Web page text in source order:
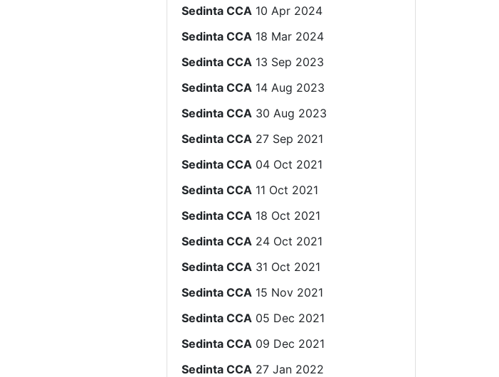
Sedinta CCA 10 Apr 2024
Sedinta CCA 18 Mar 2024
Sedinta CCA 13 Sep 2023
Sedinta CCA 14 Aug 2023
Sedinta CCA 30 Aug 2023
Sedinta CCA 27 Sep 2021
Sedinta CCA 04 Oct 2021
Sedinta CCA 11 Oct 2021
Sedinta CCA 18 Oct 2021
Sedinta CCA 24 Oct 2021
Sedinta CCA 31 Oct 2021
Sedinta CCA 15 Nov 2021
Sedinta CCA 05 Dec 2021
Sedinta CCA 09 Dec 2021
Sedinta CCA 27 Jan 2022